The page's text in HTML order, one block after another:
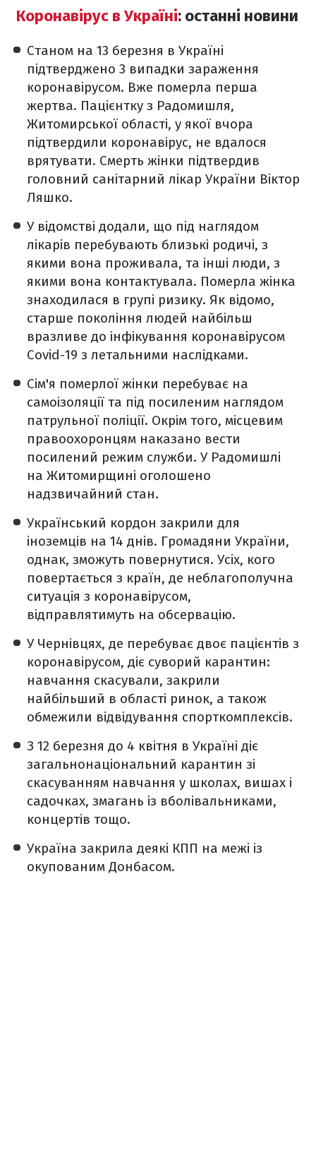
Коронавірус в Україні: останні новини
Станом на 13 березня в Україні
підтверджено 3 випадки зараження
коронавірусом. Вже померла перша
жертва. Пацієнтку з Радомишля,
Житомирської області, у якої вчора
підтвердили коронавірус, не вдалося
врятувати. Смерть жінки підтвердив
головний санітарний лікар України Віктор
Ляшко.
У відомстві додали, що під наглядом
лікарів перебувають близькі родичі, з
якими вона проживала, та інші люди, з
якими вона контактувала. Померла жінка
знаходилася в групі ризику. Як відомо,
старше покоління людей найбільш
вразливе до інфікування коронавірусом
Covid-19 з летальними наслідками.
Сім'я померлої жінки перебуває на
самоізоляції та під посиленим наглядом
патрульної поліції. Окрім того, місцевим
правоохоронцям наказано вести
посилений режим служби. У Радомишлі
на Житомирщині оголошено
надзвичайний стан.
Український кордон закрили для
іноземців на 14 днів. Громадяни України,
однак, зможуть повернутися. Усіх, кого
повертається з країн, де неблагополучна
ситуація з коронавірусом,
відправлятимуть на обсервацію.
У Чернівцях, де перебуває двоє пацієнтів з
коронавірусом, діє суворий карантин:
навчання скасували, закрили
найбільший в області ринок, а також
обмежили відвідування спорткомплексів.
З 12 березня до 4 квітня в Україні діє
загальнонаціональний карантин зі
скасуванням навчання у школах, вишах і
садочках, змагань із вболівальниками,
концертів тощо.
Україна закрила деякі КПП на межі із
окупованим Донбасом.